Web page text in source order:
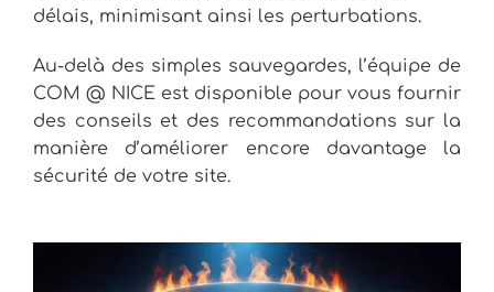
délais, minimisant ainsi les perturbations.
Au-delà des simples sauvegardes, l’équipe de
COM @ NICE est disponible pour vous fournir
des conseils et des recommandations sur la
manière d’améliorer encore davantage la
sécurité de votre site.